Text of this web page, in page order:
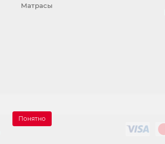
Понятно
Матрасы